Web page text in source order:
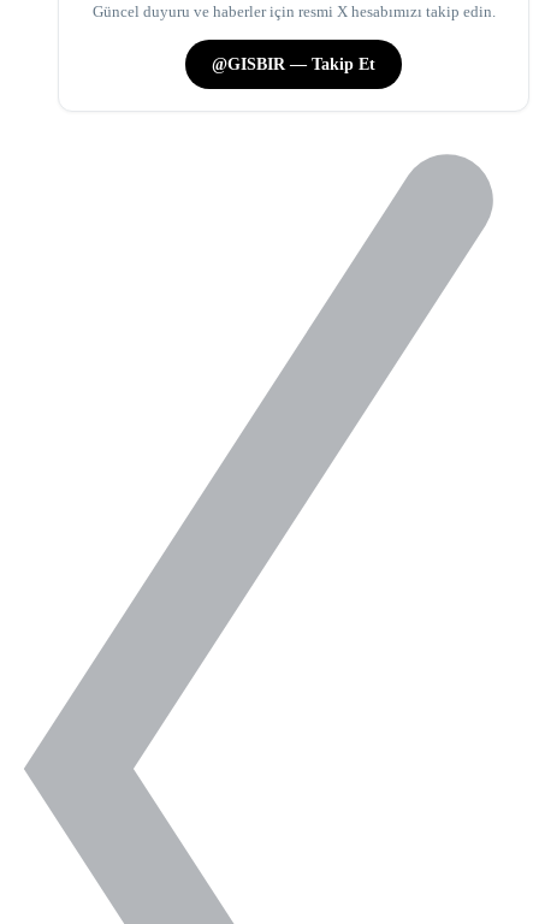
Güncel duyuru ve haberler için resmi X hesabımızı takip edin.
@GISBIR — Takip Et